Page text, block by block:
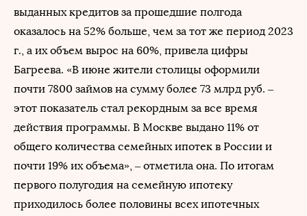
выданных кредитов за прошедшие полгода
оказалось на 52% больше, чем за тот же период 2023
г., а их объем вырос на 60%, привела цифры
Багреева. «В июне жители столицы оформили
почти 7800 займов на сумму более 73 млрд руб. –
этот показатель стал рекордным за все время
действия программы. В Москве выдано 11% от
общего количества семейных ипотек в России и
почти 19% их объема», – отметила она. По итогам
первого полугодия на семейную ипотеку
приходилось более половины всех ипотечных